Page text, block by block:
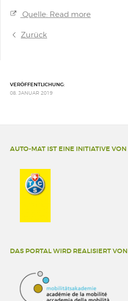
Quelle: Read more
Zurück
VERÖFFENTLICHUNG:
08. JANUAR 2019
AUTO-MAT IST EINE INITIATIVE VON
DAS PORTAL WIRD REALISIERT VON